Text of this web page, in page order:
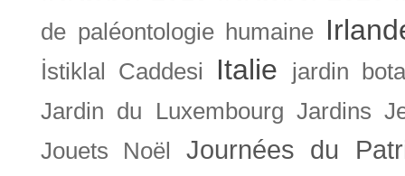
de paléontologie humaine
İstiklal Caddesi Italie
jardin
Jardin du Luxembourg Jardins
Jouets Noël
Journées du